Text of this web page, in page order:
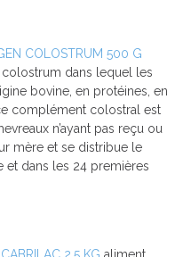
COLOSTRUM 500 G
dans lequel les
bovine, en protéines, en
complément colostral est
n’ayant pas reçu ou
mère et se distribue le
et dans les 24 premières